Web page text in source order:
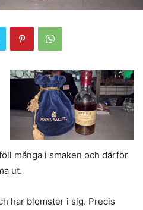
många i smaken och därför
ut.
har blomster i sig. Precis